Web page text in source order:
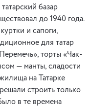
базар
до 1940 года.
и сапоги,
для татар
торты «Чак-
— манты, сладости
на Татарке
строить только
в те времена